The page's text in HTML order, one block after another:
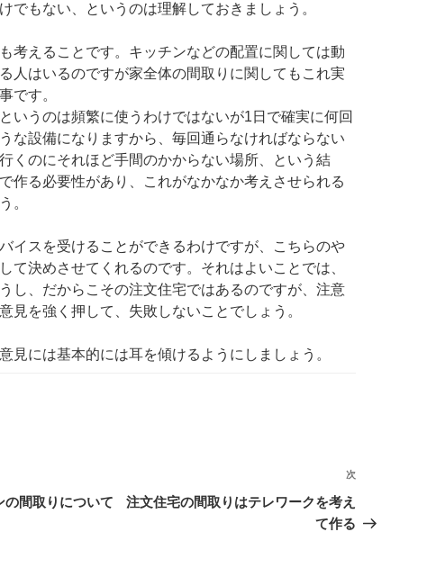
でもない、というのは理解しておきましょう。
考えることです。キッチンなどの配置に関しては動
人はいるのですが家全体の間取りに関してもこれ実
です。
いうのは頻繁に使うわけではないが1日で確実に何回
な設備になりますから、毎回通らなければならない
くのにそれほど手間のかからない場所、という結
作る必要性があり、これがなかなか考えさせられる
。
イスを受けることができるわけですが、こちらのや
て決めさせてくれるのです。それはよいことでは、
し、だからこその注文住宅ではあるのですが、注意
見を強く押して、失敗しないことでしょう。
見には基本的には耳を傾けるようにしましょう。
の間取りについて
次
投
次
注文住宅の間取りはテレワークを考え
て作る